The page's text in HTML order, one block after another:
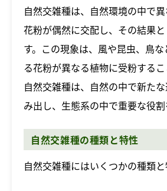
自然交雑種は、自然環境の中で
花粉が偶然に交配し、その結果
す。この現象は、風や昆虫、鳥
る花粉が異なる植物に受粉するこ
自然交雑種は、自然の中で新た
み出し、生態系の中で重要な役割
自然交雑種の種類と特性
自然交雑種にはいくつかの種類と